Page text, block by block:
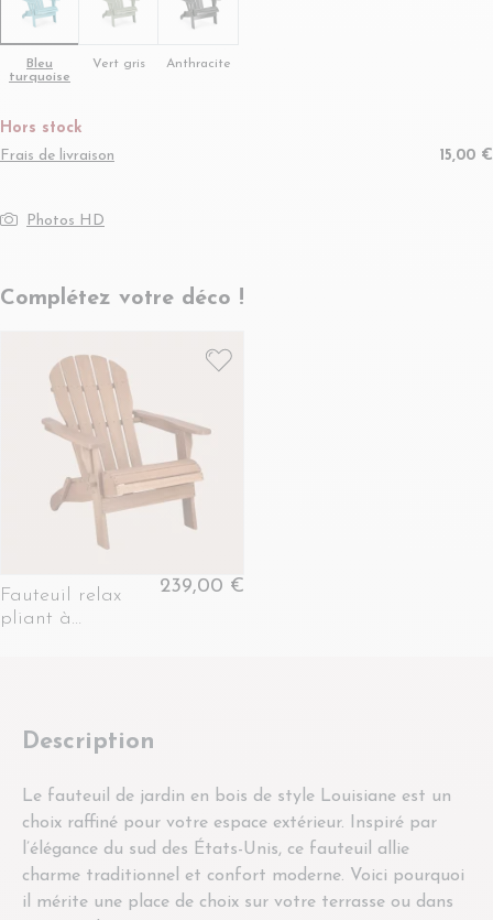
Bleu
turquoise
Vert gris Anthracite
Hors stock
Frais de livraison
15,00 €
Photos HD
Complétez votre déco !
Fauteuil relax
pliant à
239,00 €
Description
Le fauteuil de jardin en bois de style Louisiane est un
choix raffiné pour votre espace extérieur. Inspiré par
l’élégance du sud des États-Unis, ce fauteuil allie
charme traditionnel et confort moderne. Voici pourquoi
il mérite une place de choix sur votre terrasse ou dans